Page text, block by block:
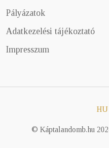
Pályázatok
Adatkezelési tájékoztató
Impresszum
© Káptalandomb.hu
HU